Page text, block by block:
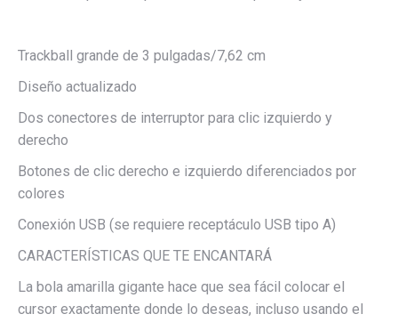
Trackball grande de 3 pulgadas/7,62 cm
Diseño actualizado
Dos conectores de interruptor para clic izquierdo y
derecho
Botones de clic derecho e izquierdo diferenciados por
colores
Conexión USB (se requiere receptáculo USB tipo A)
CARACTERÍSTICAS QUE TE ENCANTARÁ
La bola amarilla gigante hace que sea fácil colocar el
cursor exactamente donde lo deseas, incluso usando el